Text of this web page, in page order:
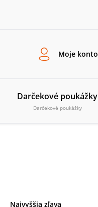
Moje konto
Darčekové poukážky
Darčekové poukážky
Najvyššia zľava